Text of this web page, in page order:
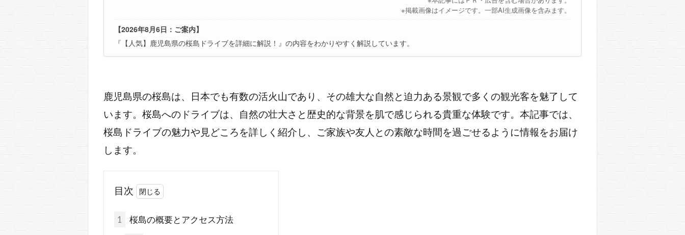
※掲載画像はイメージです。一部AI生成画像を含みます。
【2026年8月6日：ご案内】
『【人気】鹿児島県の桜島ドライブを詳細に解説！』の内容をわかりやすく解説しています。
鹿児島県の桜島は、日本でも有数の活火山であり、その雄大な自然と迫力ある景観で多くの観光客を魅了して
います。桜島へのドライブは、自然の壮大さと歴史的な背景を肌で感じられる貴重な体験です。本記事では、
桜島ドライブの魅力や見どころを詳しく紹介し、ご家族や友人との素敵な時間を過ごせるように情報をお届け
します。
目次
1 桜島の概要とアクセス方法